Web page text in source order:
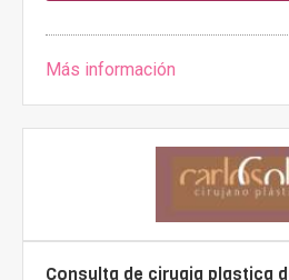
Más información
Consulta de cirugia plastica